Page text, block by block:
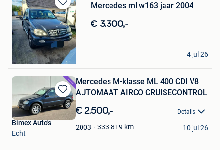
Bewaren
in
Mijn
Favorieten
Mercedes ml w163 jaar 2004
€ 3.300,-
Henri dk
De Panne
4 jul 26
Bewaren
in
Favorieten
Mercedes M-klasse ML 400 CDI V8
AUTOMAAT AIRCO CRUISECONTROL
€ 2.500,- Details
2003 333.819 km
Bimex Auto's
Echt
10 jul 26